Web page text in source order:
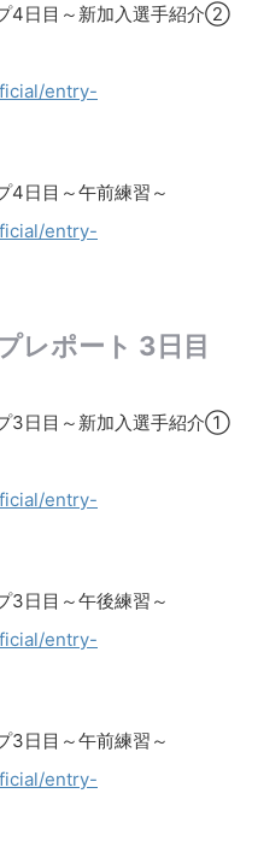
4日目～新加入選手紹介②
entry-
4日目～午前練習～​
entry-
レポート 3日目
3日目～新加入選手紹介①
entry-
3日目～午後練習～
entry-
3日目～午前練習～​
entry-